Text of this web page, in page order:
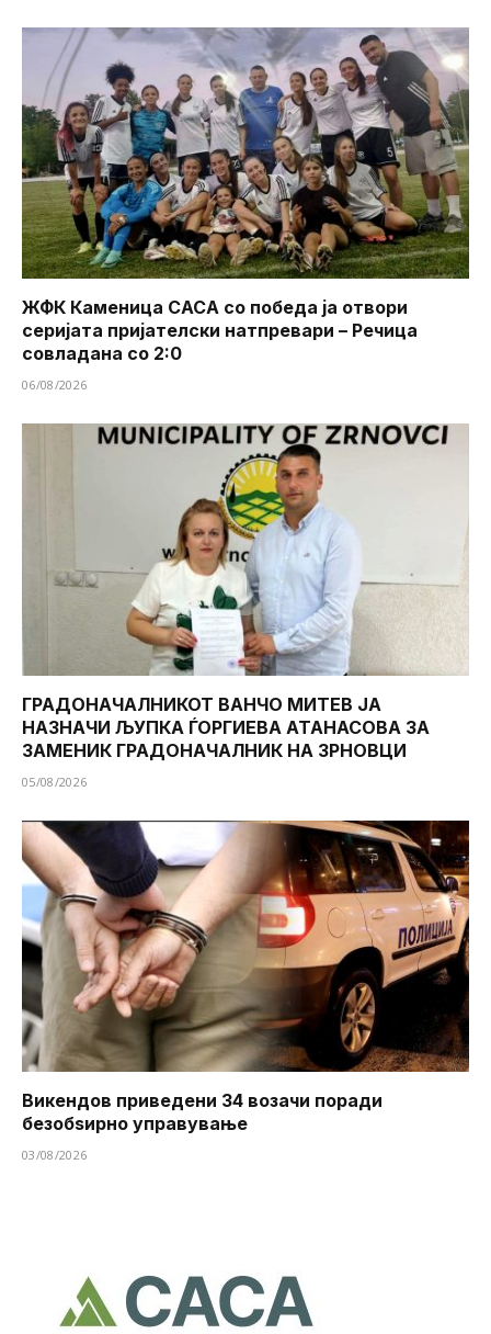
ЖФК Каменица САСА со победа ја отвори
серијата пријателски натпревари – Речица
совладана со 2:0
06/08/2026
ГРАДОНАЧАЛНИКОТ ВАНЧО МИТЕВ ЈА
НАЗНАЧИ ЉУПКА ЃОРГИЕВА АТАНАСОВА ЗА
ЗАМЕНИК ГРАДОНАЧАЛНИК НА ЗРНОВЦИ
05/08/2026
Викендов приведени 34 возачи поради
безобѕирно управување
03/08/2026